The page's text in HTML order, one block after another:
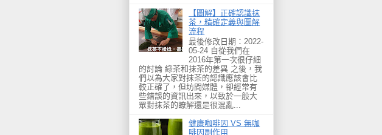
【圖解】正確認識抹
茶，精確定義與圖解
流程
最後修改日期：2022-
05-24 自從我們在
2016年第一次很仔細
的討論 綠茶和抹茶的差異 之後，我
們以為大家對抹茶的認識應該會比
較正確了，但坊間媒體，卻經常有
些錯誤的資訊出來，以致於一般大
眾對抹茶的瞭解還是很混亂...
健康咖啡因 VS 無咖
啡因副作用